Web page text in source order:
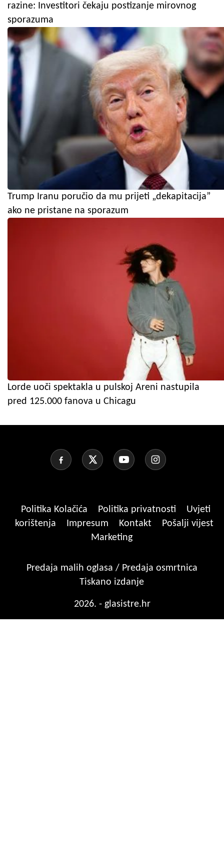
razine: Investitori čekaju postizanje mirovnog
sporazuma
Trump Iranu poručio da mu prijeti „dekapitacija”
ako ne pristane na sporazum
Lorde uoči spektakla u pulskoj Areni nastupila
pred 125.000 fanova u Chicagu
Politika Kolačića Politika privatnosti
Uvjeti
korištenja
Impresum Kontakt
Pošalji vijest
Marketing
Predaja malih oglasa / Predaja osmrtnica
Tiskano izdanje
2026. - glasistre.hr